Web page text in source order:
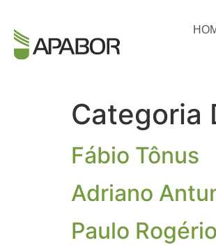
Categoria
Fábio Tônus
Adriano
Paulo